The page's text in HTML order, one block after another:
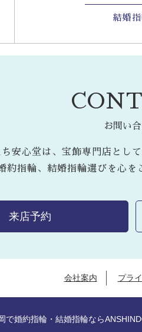
結婚
お問い
安心堂は、宝飾専門店とし
約指輪、結婚指輪選びを心を
来店予約
会社案内 プラ
で婚約指輪・結婚指輪なら